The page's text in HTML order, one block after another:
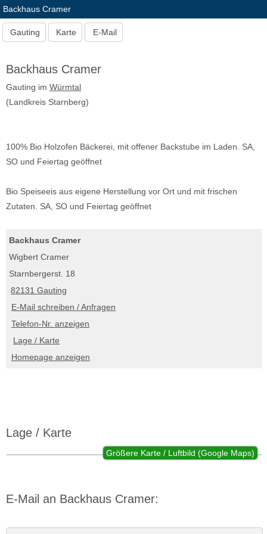
Backhaus Cramer
Gauting Karte E-Mail
Backhaus Cramer
Gauting im Würmtal
(Landkreis Starnberg)
100% Bio Holzofen Bäckerei, mit offener Backstube im Laden. SA,
SO und Feiertag geöffnet
Bio Speiseeis aus eigene Herstellung vor Ort und mit frischen
Zutaten. SA, SO und Feiertag geöffnet
Backhaus Cramer
Wigbert Cramer
Starnbergerst. 18
82131 Gauting
E-Mail schreiben / Anfragen
Telefon-Nr. anzeigen
Lage / Karte
Homepage anzeigen
Lage / Karte
Größere Karte / Luftbild (Google Maps)
E-Mail an Backhaus Cramer: